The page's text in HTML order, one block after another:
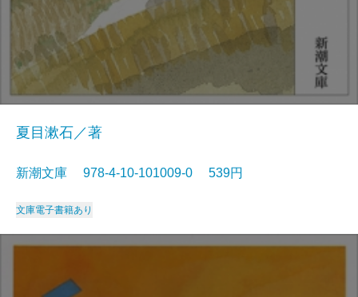
夏目漱石／著
新潮文庫 978-4-10-101009-0 539円
文庫電子書籍あり